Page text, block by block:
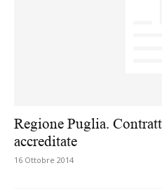
Regione Puglia.
accreditate
16 Ottobre 2014